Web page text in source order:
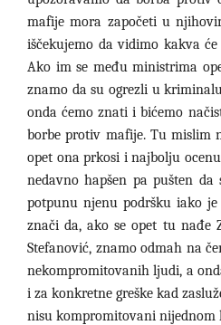
mafije mora započeti u
iščekujemo da vidimo kakva
Ako im se među ministrima
znamo da su ogrezli u
onda ćemo znati i bićemo
borbe protiv mafije. Tu mislim
opet ona prkosi i najbolju
nedavno hapšen pa pušten da
potpunu njenu podršku iako
znači da, ako se opet tu nađe
Stefanović, znamo odmah na
nekompromitovanih ljudi, a
i za konkretne greške kad
nisu kompromitovani nijednom